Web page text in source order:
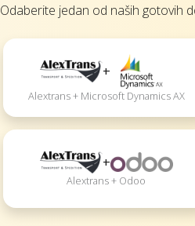
Odaberite jedan od naših gotovih
+
Alextrans + Microsoft Dynamics AX
+
Alextrans + Odoo